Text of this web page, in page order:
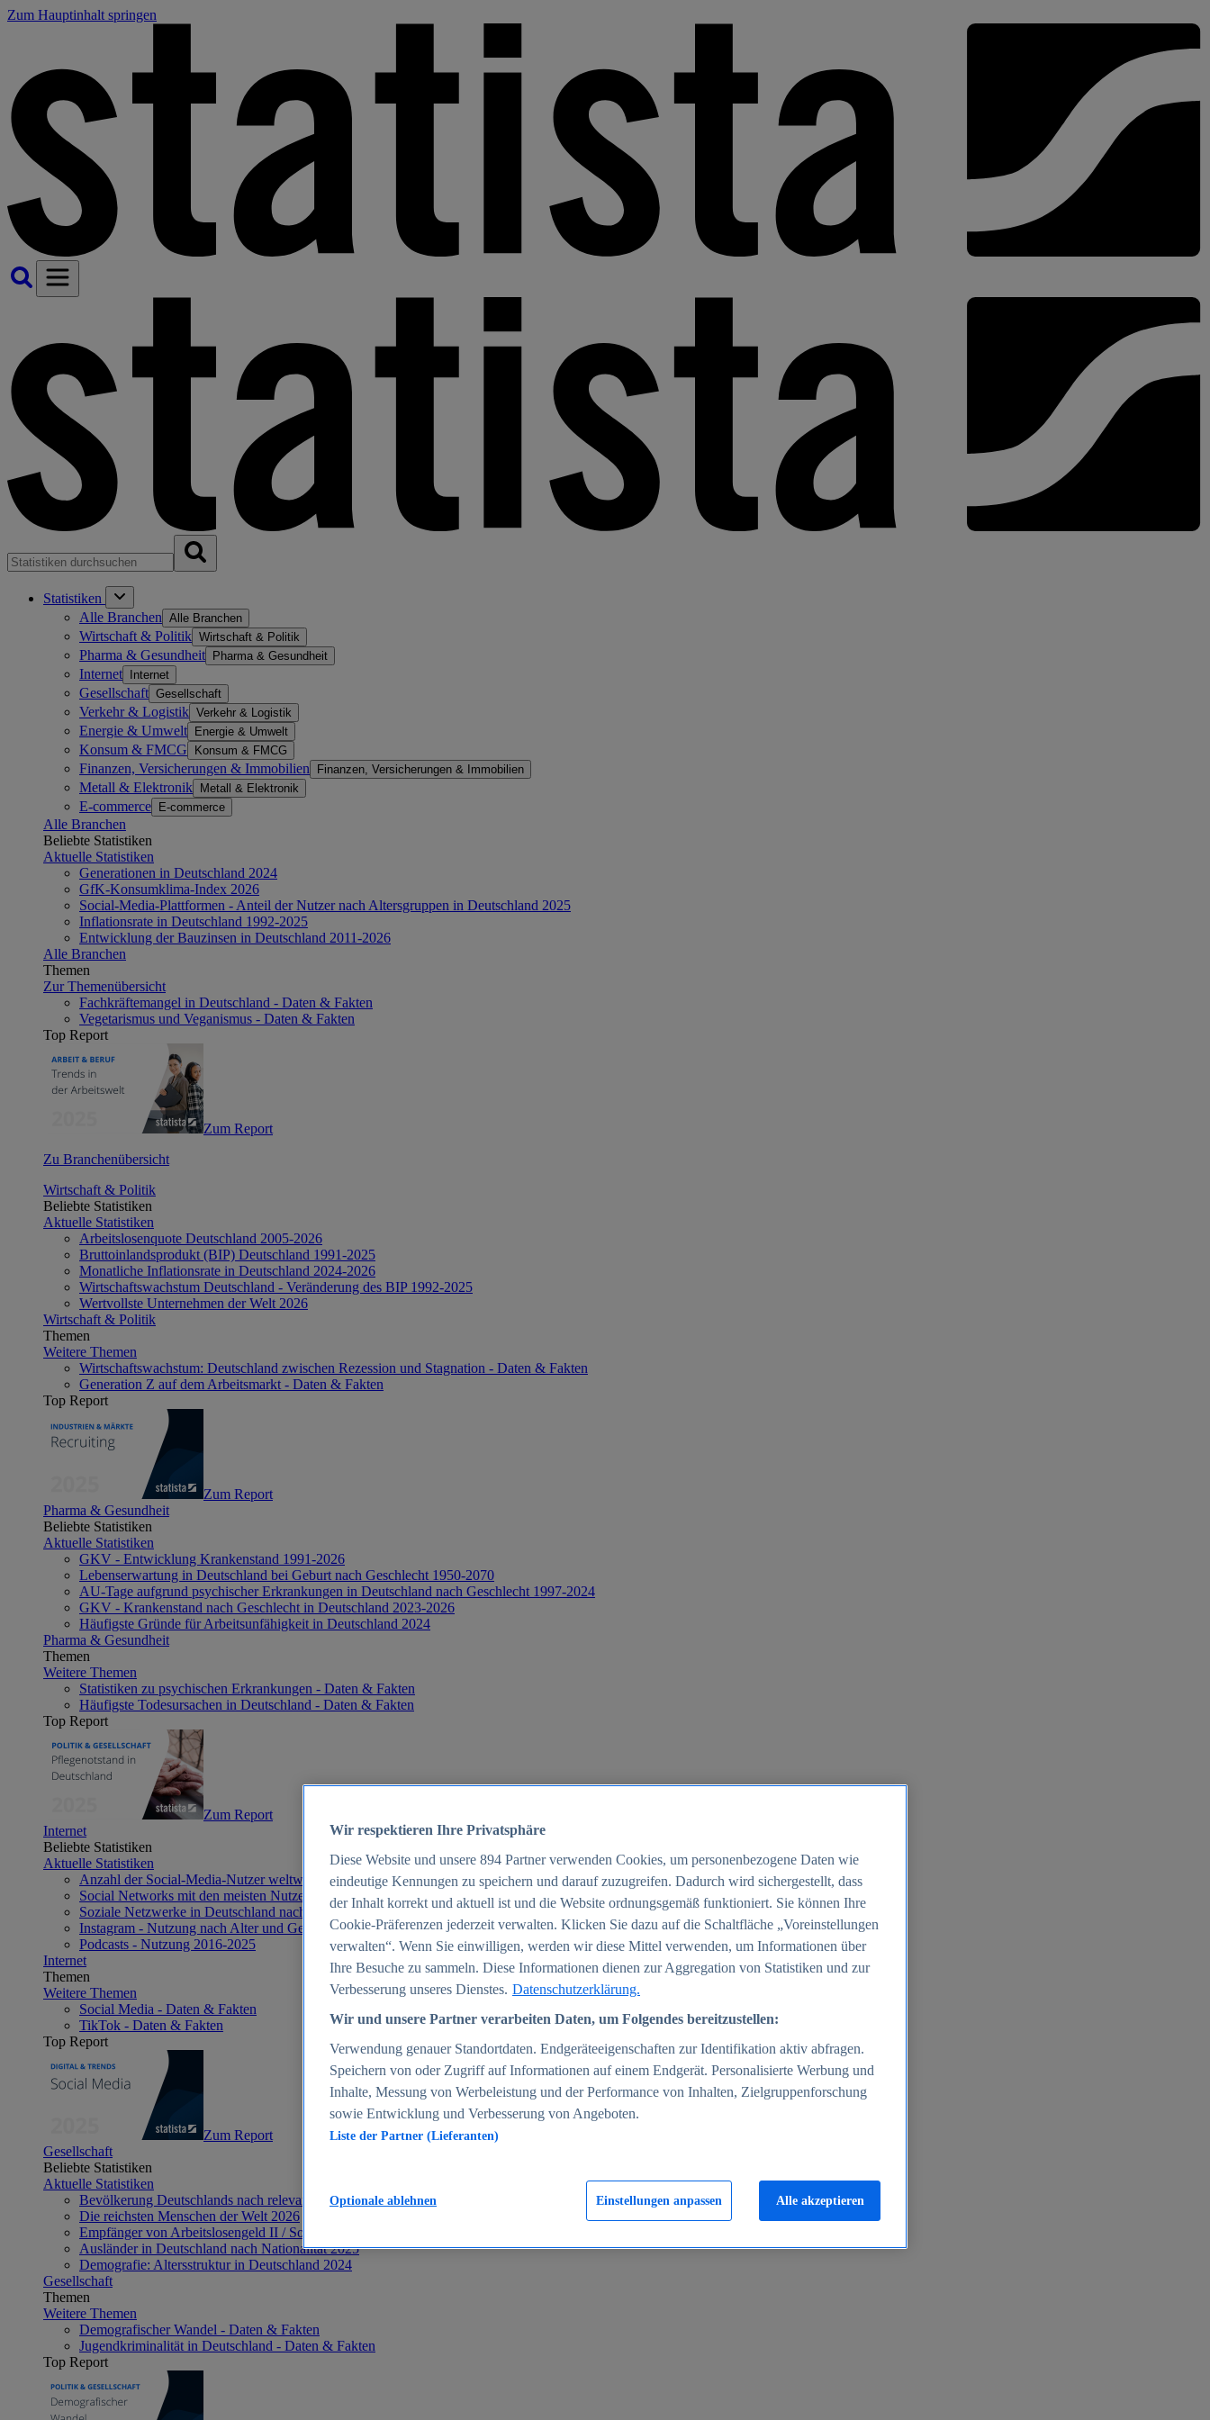
Zum Hauptinhalt springen
Statistiken
Alle Branchen Alle Branchen
Wirtschaft & Politik Wirtschaft & Politik
Pharma & Gesundheit Pharma & Gesundheit
Internet Internet
Gesellschaft Gesellschaft
Verkehr & Logistik Verkehr & Logistik
Energie & Umwelt Energie & Umwelt
Konsum & FMCG Konsum & FMCG
Finanzen, Versicherungen & Immobilien Finanzen, Versicherungen & Immobilien
Metall & Elektronik Metall & Elektronik
E-commerce E-commerce
Alle Branchen
Beliebte Statistiken
Aktuelle Statistiken
Generationen in Deutschland 2024
GfK-Konsumklima-Index 2026
Social-Media-Plattformen - Anteil der Nutzer nach Altersgruppen in Deutschland 2025
Inflationsrate in Deutschland 1992-2025
Entwicklung der Bauzinsen in Deutschland 2011-2026
Alle Branchen
Themen
Zur Themenübersicht
Fachkräftemangel in Deutschland - Daten & Fakten
Vegetarismus und Veganismus - Daten & Fakten
Top Report
Zum Report
Zu Branchenübersicht
Wirtschaft & Politik
Beliebte Statistiken
Aktuelle Statistiken
Arbeitslosenquote Deutschland 2005-2026
Bruttoinlandsprodukt (BIP) Deutschland 1991-2025
Monatliche Inflationsrate in Deutschland 2024-2026
Wirtschaftswachstum Deutschland - Veränderung des BIP 1992-2025
Wertvollste Unternehmen der Welt 2026
Wirtschaft & Politik
Themen
Weitere Themen
Wirtschaftswachstum: Deutschland zwischen Rezession und Stagnation - Daten & Fakten
Generation Z auf dem Arbeitsmarkt - Daten & Fakten
Top Report
Zum Report
Pharma & Gesundheit
Beliebte Statistiken
Aktuelle Statistiken
GKV - Entwicklung Krankenstand 1991-2026
Lebenserwartung in Deutschland bei Geburt nach Geschlecht 1950-2070
AU-Tage aufgrund psychischer Erkrankungen in Deutschland nach Geschlecht 1997-2024
GKV - Krankenstand nach Geschlecht in Deutschland 2023-2026
Häufigste Gründe für Arbeitsunfähigkeit in Deutschland 2024
Pharma & Gesundheit
Themen
Weitere Themen
Statistiken zu psychischen Erkrankungen - Daten & Fakten
Häufigste Todesursachen in Deutschland - Daten & Fakten
Top Report
Zum Report
Internet
Beliebte Statistiken
Aktuelle Statistiken
Anzahl der Social-Media-Nutzer weltweit 2012-2025
Social Networks mit den meisten Nutzern weltweit 2025
Soziale Netzwerke in Deutschland nach Generationen 2025
Instagram - Nutzung nach Alter und Geschlecht in Deutschland 2025
Podcasts - Nutzung 2016-2025
Internet
Themen
Weitere Themen
Social Media - Daten & Fakten
TikTok - Daten & Fakten
Top Report
Zum Report
Gesellschaft
Beliebte Statistiken
Aktuelle Statistiken
Bevölkerung Deutschlands nach relevanten Altersgruppen 2024
Die reichsten Menschen der Welt 2026
Empfänger von Arbeitslosengeld II / Sozialgeld / Bürgergeld in Deutschland 2005-2025
Ausländer in Deutschland nach Nationalität 2025
Demografie: Altersstruktur in Deutschland 2024
Gesellschaft
Themen
Weitere Themen
Demografischer Wandel - Daten & Fakten
Jugendkriminalität in Deutschland - Daten & Fakten
Top Report
Wir respektieren Ihre Privatsphäre
Diese Website und unsere 894 Partner verwenden Cookies, um personenbezogene Daten wie
eindeutige Kennungen zu speichern und darauf zuzugreifen. Dadurch wird sichergestellt, dass
der Inhalt korrekt und aktuell ist und die Website ordnungsgemäß funktioniert. Sie können Ihre
Cookie-Präferenzen jederzeit verwalten. Klicken Sie dazu auf die Schaltfläche „Voreinstellungen
verwalten“. Wenn Sie einwilligen, werden wir diese Mittel verwenden, um Informationen über
Ihre Besuche zu sammeln. Diese Informationen dienen zur Aggregation von Statistiken und zur
Verbesserung unseres Dienstes. Datenschutzerklärung.
Wir und unsere Partner verarbeiten Daten, um Folgendes bereitzustellen:
Verwendung genauer Standortdaten. Endgeräteeigenschaften zur Identifikation aktiv abfragen.
Speichern von oder Zugriff auf Informationen auf einem Endgerät. Personalisierte Werbung und
Inhalte, Messung von Werbeleistung und der Performance von Inhalten, Zielgruppenforschung
sowie Entwicklung und Verbesserung von Angeboten.
Liste der Partner (Lieferanten)
Einstellungen anpassen
Optionale ablehnen Alle akzeptieren